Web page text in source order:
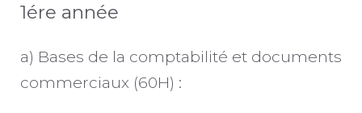
1ére année
a) Bases de la comptabilité et documents
commerciaux (60H) :